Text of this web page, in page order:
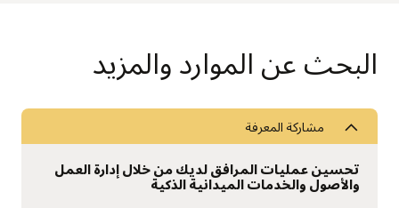
البحث عن الموارد والمزيد
مشاركة المعرفة
تحسين عمليات المرافق لديك من خلال إدارة العمل
والأصول والخدمات الميدانية الذكية